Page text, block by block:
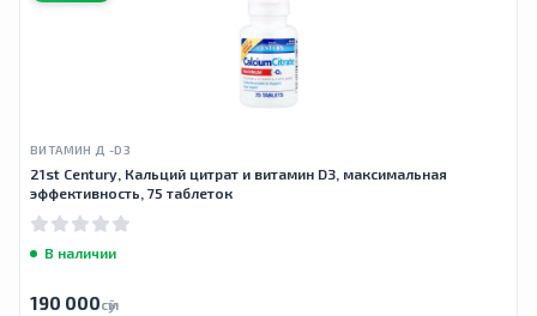
ВИТАМИН Д -D3
21st Century, Кальций цитрат и витамин D3, максимальная
эффективность, 75 таблеток
В наличии
190 000сӯм